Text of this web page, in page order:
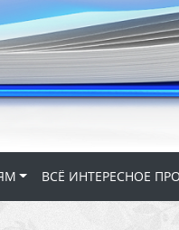
ВСЁ ИНТЕРЕСНОЕ